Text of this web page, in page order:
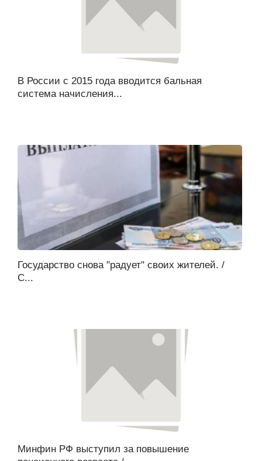
В России с 2015 года вводится бальная
система начисления...
Государство снова "радует" своих жителей. /
С...
Минфин РФ выступил за повышение